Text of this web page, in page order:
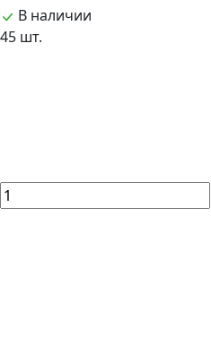
В наличии
45 шт.